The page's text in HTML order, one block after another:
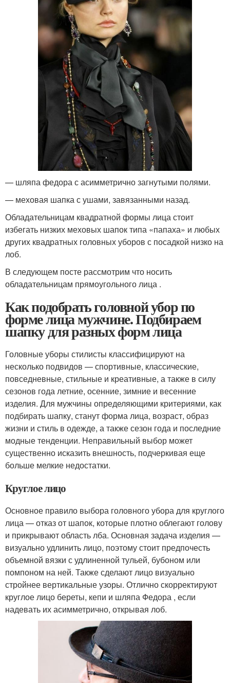
— шляпа федора с асимметрично загнутыми полями.
— меховая шапка с ушами, завязанными назад.
Обладательницам квадратной формы лица стоит
избегать низких меховых шапок типа «папаха» и любых
других квадратных головных уборов с посадкой низко на
лоб.
В следующем посте рассмотрим что носить
обладательницам прямоугольного лица .
Как подобрать головной убор по
форме лица мужчине. Подбираем
шапку для разных форм лица
Головные уборы стилисты классифицируют на
несколько подвидов — спортивные, классические,
повседневные, стильные и креативные, а также в силу
сезонов года летние, осенние, зимние и весенние
изделия. Для мужчины определяющими критериями, как
подбирать шапку, станут форма лица, возраст, образ
жизни и стиль в одежде, а также сезон года и последние
модные тенденции. Неправильный выбор может
существенно исказить внешность, подчеркивая еще
больше мелкие недостатки.
Круглое лицо
Основное правило выбора головного убора для круглого
лица — отказ от шапок, которые плотно облегают голову
и прикрывают область лба. Основная задача изделия —
визуально удлинить лицо, поэтому стоит предпочесть
объемной вязки с удлиненной тульей, бубоном или
помпоном на ней. Также сделают лицо визуально
стройнее вертикальные узоры. Отлично скорректируют
круглое лицо береты, кепи и шляпа Федора , если
надевать их асимметрично, открывая лоб.